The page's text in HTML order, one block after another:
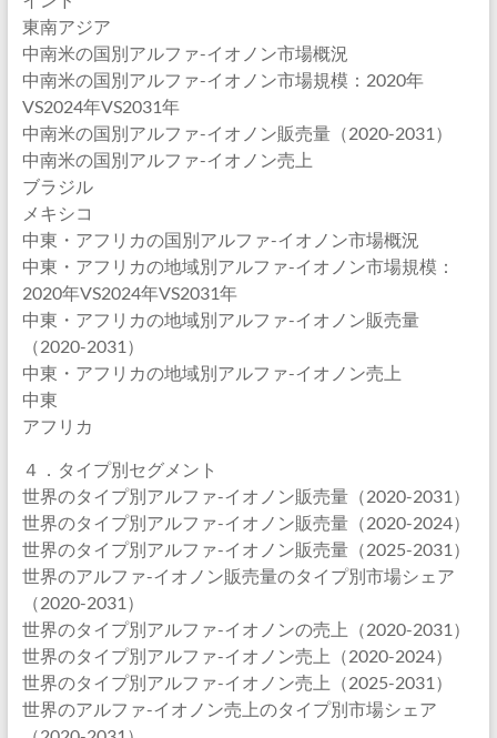
東南アジア
中南米の国別アルファ-イオノン市場概況
中南米の国別アルファ-イオノン市場規模：2020年
VS2024年VS2031年
中南米の国別アルファ-イオノン販売量（2020-2031）
中南米の国別アルファ-イオノン売上
ブラジル
メキシコ
中東・アフリカの国別アルファ-イオノン市場概況
中東・アフリカの地域別アルファ-イオノン市場規模：
2020年VS2024年VS2031年
中東・アフリカの地域別アルファ-イオノン販売量
（2020-2031）
中東・アフリカの地域別アルファ-イオノン売上
中東
アフリカ
４．タイプ別セグメント
世界のタイプ別アルファ-イオノン販売量（2020-2031）
世界のタイプ別アルファ-イオノン販売量（2020-2024）
世界のタイプ別アルファ-イオノン販売量（2025-2031）
世界のアルファ-イオノン販売量のタイプ別市場シェア
（2020-2031）
世界のタイプ別アルファ-イオノンの売上（2020-2031）
世界のタイプ別アルファ-イオノン売上（2020-2024）
世界のタイプ別アルファ-イオノン売上（2025-2031）
世界のアルファ-イオノン売上のタイプ別市場シェア